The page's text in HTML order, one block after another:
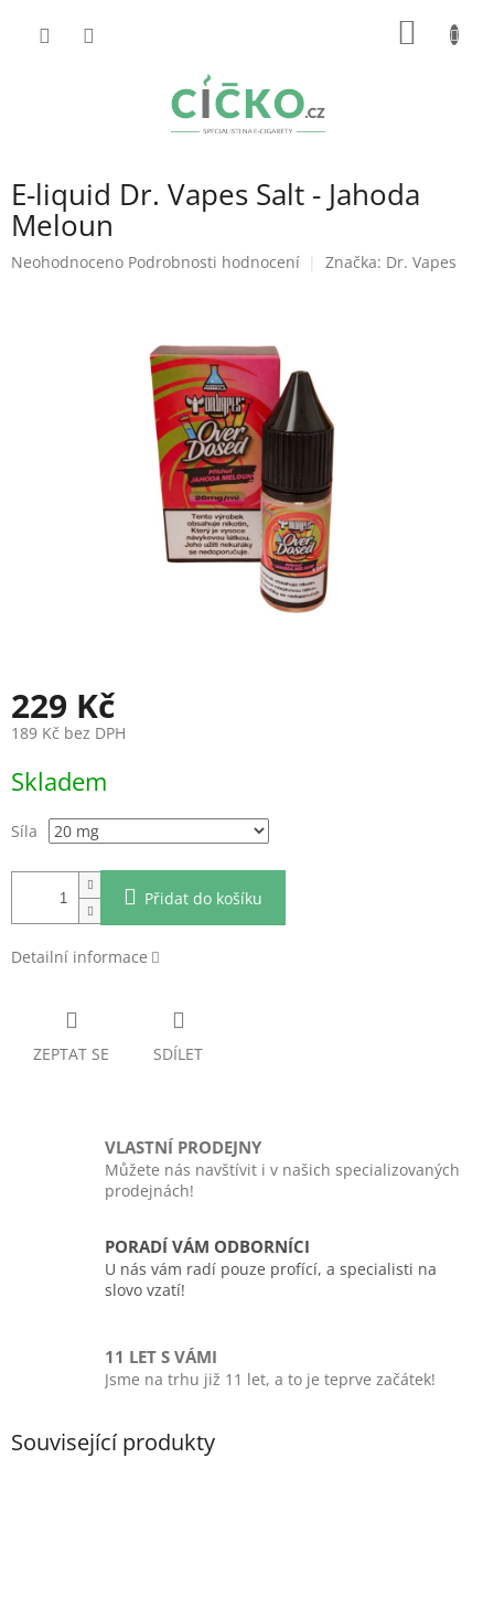
E-liquid Dr. Vapes Salt - Jahoda
Meloun
Průměrné
Neohodnoceno Podrobnosti hodnocení Značka: Dr. Vapes
229 Kč
189 Kč bez DPH
cena:
Skladem
Síla
Přidat do košíku
Detailní informace
ZEPTAT SE SDÍLET
VLASTNÍ PRODEJNY
Můžete nás navštívit i v našich specializovaných
prodejnách!
PORADÍ VÁM ODBORNÍCI
U nás vám radí pouze profící, a specialisti na
slovo vzatí!
11 LET S VÁMI
Jsme na trhu již 11 let, a to je teprve začátek!
Související produkty